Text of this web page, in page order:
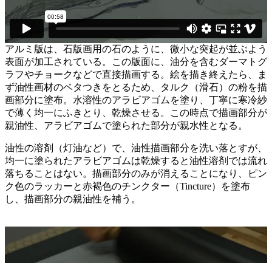
アルミ版は、石版画用の石のように、微小な突起が並ぶよう
表面が加工されている。この版面に、油分を含むダーマトグ
ラフやチョークなどで直接描画する。絵を描き終えたら、ま
ず油性画材のベタつきをとるため、タルク（滑石）の粉を描
画部分に塗布。水溶性のアラビアゴムを塗り、丁寧に寒冷紗
で薄く均一にふきとり、乾燥させる。この時点で描画部分が
親油性、アラビアゴムで塗られた部分が親水性となる。
油性の溶剤（灯油など）で、油性描画部分を洗い落とすが、
均一に塗られたアラビアゴムは乾燥すると油性溶剤では流れ
落ちることはない。描画部分のみが消えることになり、ピン
ク色のラッカーと赤褐色のチンクター（Tincture）を塗布
し、描画部分の親油性を補う。